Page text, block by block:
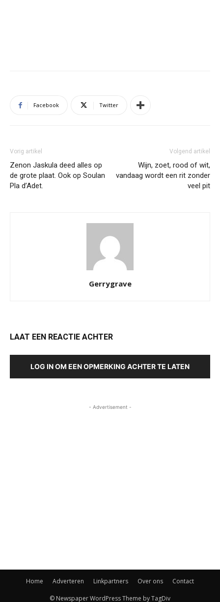
Facebook Twitter
Vorig artikel
Zenon Jaskula deed alles op
de grote plaat. Ook op Soulan
Pla d’Adet.
Volgend artikel
Wijn, zoet, rood of wit,
vandaag wordt een rit zonder
veel pit
Gerrygrave
LAAT EEN REACTIE ACHTER
LOG IN OM EEN OPMERKING ACHTER TE LATEN
- Advertisement -
Home Adverteren Linkpartners Over ons Contact
© Newspaper WordPress Theme by TagDiv